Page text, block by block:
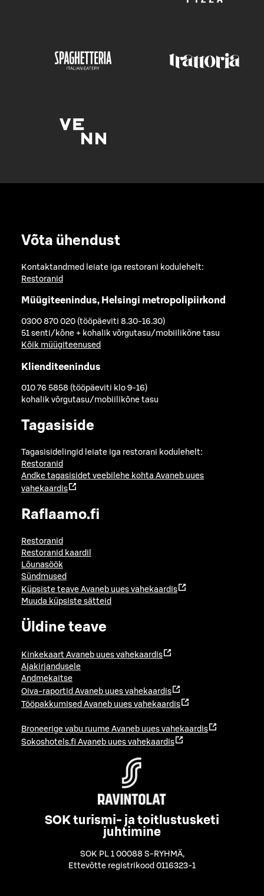
Võta ühendust
Kontaktandmed leiate iga restorani kodulehelt:
Restoranid
Müügiteenindus, Helsingi metropolipiirkond
0300 870 020 (tööpäeviti 8.30-16.30)
51 senti/kõne + kohalik võrgutasu/mobiilikõne tasu
Kõik müügiteenused
Klienditeenindus
010 76 5858 (tööpäeviti klo 9-16)
kohalik võrgutasu/mobiilikõne tasu
Tagasiside
Tagasisidelingid leiate iga restorani kodulehelt:
Restoranid
Andke tagasisidet veebilehe kohta Avaneb uues
vahekaardis
Raflaamo.fi
Restoranid
Restoranid kaardil
Lõunasöök
Sündmused
Küpsiste teave Avaneb uues vahekaardis
Muuda küpsiste sätteid
Üldine teave
Kinkekaart Avaneb uues vahekaardis
Ajakirjandusele
Andmekaitse
Oiva-raportid Avaneb uues vahekaardis
Tööpakkumised Avaneb uues vahekaardis
Broneerige vabu ruume Avaneb uues vahekaardis
Sokoshotels.fi Avaneb uues vahekaardis
SOK turismi- ja toitlustusketi
juhtimine
SOK PL 1 00088 S-RYHMÄ,
Ettevõtte registrikood 0116323-1